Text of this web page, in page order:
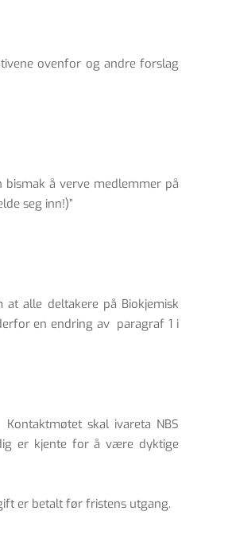
ovenfor og andre forslag
å verve medlemmer på
seg inn!)”
alle deltakere på Biokjemisk
en endring av paragraf 1 i
skal ivareta NBS
er kjente for å være dyktige
er betalt før fristens utgang.